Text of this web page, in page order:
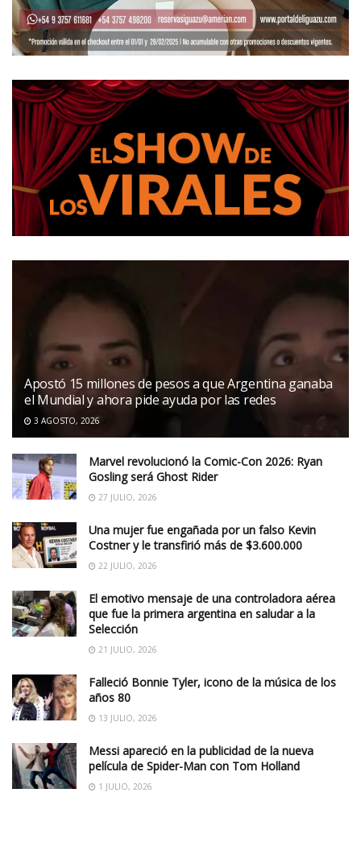
Apostó 15 millones de pesos a que Argentina ganaba
el Mundial y ahora pide ayuda por las redes
3 AGOSTO, 2026
Marvel revolucionó la Comic-Con 2026: Ryan
Gosling será Ghost Rider
27 JULIO, 2026
Una mujer fue engañada por un falso Kevin
Costner y le transfirió más de $3.600.000
22 JULIO, 2026
El emotivo mensaje de una controladora aérea
que fue la primera argentina en saludar a la
Selección
21 JULIO, 2026
Falleció Bonnie Tyler, icono de la música de los
años 80
13 JULIO, 2026
Messi apareció en la publicidad de la nueva
película de Spider-Man con Tom Holland
1 JULIO, 2026